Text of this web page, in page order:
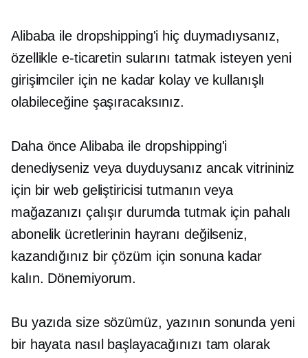
Alibaba ile dropshipping'i hiç duymadıysanız,
özellikle e-ticaretin sularını tatmak isteyen yeni
girişimciler için ne kadar kolay ve kullanışlı
olabileceğine şaşıracaksınız.
Daha önce Alibaba ile dropshipping'i
denediyseniz veya duyduysanız ancak vitrininiz
için bir web geliştiricisi tutmanın veya
mağazanızı çalışır durumda tutmak için pahalı
abonelik ücretlerinin hayranı değilseniz,
kazandığınız bir çözüm için sonuna kadar
kalın. Dönemiyorum.
Bu yazıda size sözümüz, yazının sonunda yeni
bir hayata nasıl başlayacağınızı tam olarak